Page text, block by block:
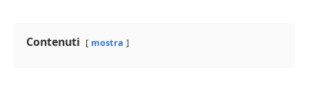
Contenuti mostra